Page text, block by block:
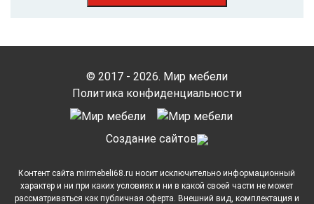
© 2017 - 2026. Мир мебели
Политика конфиденциальности
Cоздание сайтов
Контент сайта mirmebeli68.ru носит исключительно информационный
характер и ни при каких условиях и ни в какой своей части не может
рассматриваться как публичная оферта. Внешний вид, комплектация и